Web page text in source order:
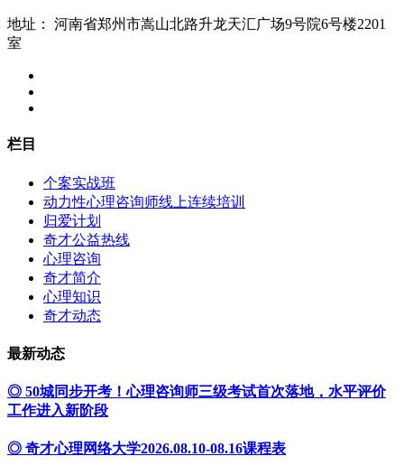
地址：
河南省郑州市嵩山北路升龙天汇广场9号院6号楼2201
室
栏目
个案实战班
动力性心理咨询师线上连续培训
归爱计划
奇才公益热线
心理咨询
奇才简介
心理知识
奇才动态
最新动态
◎ 50城同步开考！心理咨询师三级考试首次落地，水平评价
工作进入新阶段
◎ 奇才心理网络大学2026.08.10-08.16课程表